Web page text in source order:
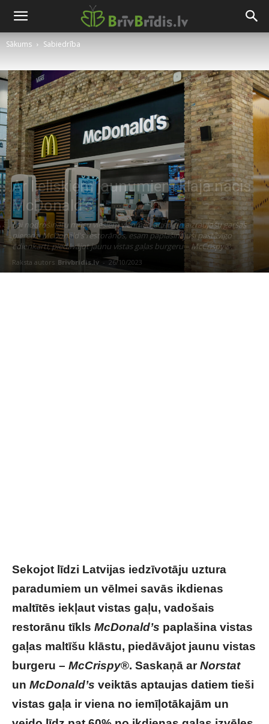
Sākums Sabiedrība
Ar lieliskiem jaunumiem klajā nācis
McDonald’s
Lai nodrošinātu mūsu viesiem vienmēr jaunu un aizraujošu garšas
pieredzi McDonald's restorānos, esam paplašinājuši pastāvīgo
ēdienkarti, piedāvājot jaunu vistas gaļas burgeru – McCrispy®.
Raksta autors Brivbridis.lv - 26/10/2023
Sekojot līdzi Latvijas iedzīvotāju uztura
paradumiem un vēlmei savās ikdienas
maltītēs iekļaut vistas gaļu, vadošais
restorānu tīkls McDonald’s paplašina vistas
gaļas maltīšu klāstu, piedāvājot jaunu vistas
burgeru – McCrispy®. Saskaņā arNorstat
un McDonald’s veiktās aptaujas datiem tieši
vistas gaļa ir viena no iemīļotākajām un